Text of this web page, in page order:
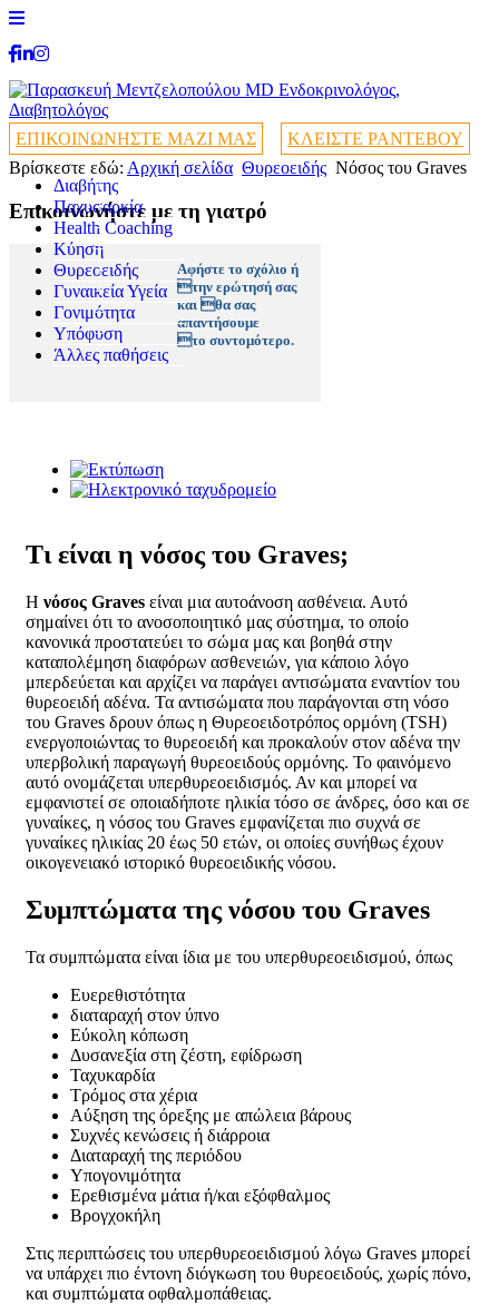
ΕΠΙΚΟΙΝΩΝΗΣΤΕ ΜΑΖΙ ΜΑΣ ΚΛΕΙΣΤΕ ΡΑΝΤΕΒΟΥ
Διαβήτης
+
Παχυσαρκία
+
Health Coaching
+
+
Κύηση
+
Θυρεοειδής
+
Γυναικεία Υγεία
+
Γονιμότητα
+
Υπόφυση
+
Άλλες παθήσεις
+
Βρίσκεστε εδώ: Αρχική σελίδα Θυρεοειδής Νόσος του Graves
Επικοινωνήστε με τη γιατρό
Αφήστε το σχόλιο ή
την ερώτησή σας
και θα σας
απαντήσουμε
το συντομότερο.
Τι είναι η νόσος του Graves;
Η νόσος Graves είναι μια αυτοάνοση ασθένεια. Αυτό
σημαίνει ότι το ανοσοποιητικό μας σύστημα, το οποίο
κανονικά προστατεύει το σώμα μας και βοηθά στην
καταπολέμηση διαφόρων ασθενειών, για κάποιο λόγο
μπερδεύεται και αρχίζει να παράγει αντισώματα εναντίον του
θυρεοειδή αδένα. Τα αντισώματα που παράγονται στη νόσο
του Graves δρουν όπως η Θυρεοειδοτρόπος ορμόνη (TSH)
ενεργοποιώντας το θυρεοειδή και προκαλούν στον αδένα την
υπερβολική παραγωγή θυρεοειδούς ορμόνης. Το φαινόμενο
αυτό ονομάζεται υπερθυρεοειδισμός. Αν και μπορεί να
εμφανιστεί σε οποιαδήποτε ηλικία τόσο σε άνδρες, όσο και σε
γυναίκες, η νόσος του Graves εμφανίζεται πιο συχνά σε
γυναίκες ηλικίας 20 έως 50 ετών, οι οποίες συνήθως έχουν
οικογενειακό ιστορικό θυρεοειδικής νόσου.
Συμπτώματα της νόσου του Graves
Τα συμπτώματα είναι ίδια με του υπερθυρεοειδισμού, όπως
Ευερεθιστότητα
διαταραχή στον ύπνο
Εύκολη κόπωση
Δυσανεξία στη ζέστη, εφίδρωση
Ταχυκαρδία
Τρόμος στα χέρια
Αύξηση της όρεξης με απώλεια βάρους
Συχνές κενώσεις ή διάρροια
Διαταραχή της περιόδου
Υπογονιμότητα
Ερεθισμένα μάτια ή/και εξόφθαλμος
Βρογχοκήλη
Στις περιπτώσεις του υπερθυρεοειδισμού λόγω Graves μπορεί
να υπάρχει πιο έντονη διόγκωση του θυρεοειδούς, χωρίς πόνο,
και συμπτώματα οφθαλμοπάθειας.